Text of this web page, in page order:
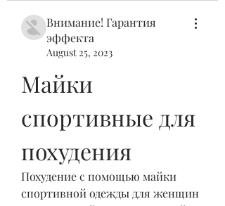
Внимание! Гарантия
эффекта
August 25, 2023
Майки
спортивные для
похудения
Похудение с помощью майки
спортивной одежды для женщин